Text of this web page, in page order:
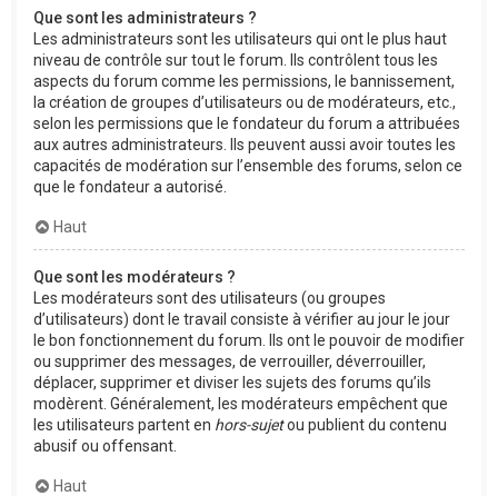
Que sont les administrateurs ?
Les administrateurs sont les utilisateurs qui ont le plus haut
niveau de contrôle sur tout le forum. Ils contrôlent tous les
aspects du forum comme les permissions, le bannissement,
la création de groupes d’utilisateurs ou de modérateurs, etc.,
selon les permissions que le fondateur du forum a attribuées
aux autres administrateurs. Ils peuvent aussi avoir toutes les
capacités de modération sur l’ensemble des forums, selon ce
que le fondateur a autorisé.
Haut
Que sont les modérateurs ?
Les modérateurs sont des utilisateurs (ou groupes
d’utilisateurs) dont le travail consiste à vérifier au jour le jour
le bon fonctionnement du forum. Ils ont le pouvoir de modifier
ou supprimer des messages, de verrouiller, déverrouiller,
déplacer, supprimer et diviser les sujets des forums qu’ils
modèrent. Généralement, les modérateurs empêchent que
les utilisateurs partent en hors-sujetou publient du contenu
abusif ou offensant.
Haut